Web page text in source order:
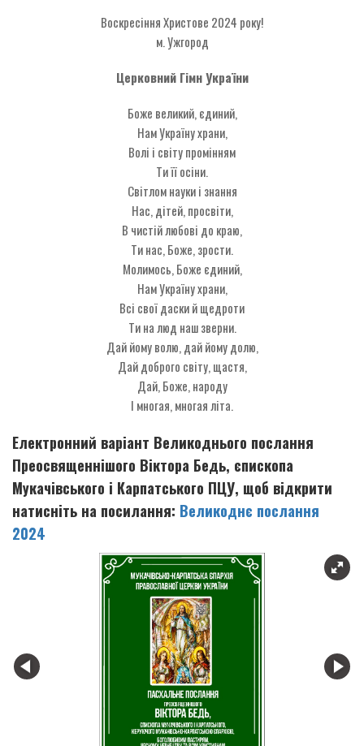
Воскресіння Христове 2024 року!
м. Ужгород
Церковний Гімн України
Боже великий, єдиний,
Нам Україну храни,
Волі і світу промінням
Ти її осіни.
Світлом науки і знання
Нас, дітей, просвіти,
В чистій любові до краю,
Ти нас, Боже, зрости.
Молимось, Боже єдиний,
Нам Україну храни,
Всі свої даски й щедроти
Ти на люд наш зверни.
Дай йому волю, дай йому долю,
Дай доброго світу, щастя,
Дай, Боже, народу
І многая, многая літа.
Електронний варіант Великоднього послання
Преосвященнішого Віктора Бедь, єпископа
Мукачівського і Карпатського ПЦУ, щоб відкрити
натисніть на посилання: Великоднє послання
2024